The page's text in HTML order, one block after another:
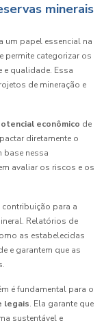
minerais
um papel essencial na
permite categorizar os
qualidade. Essa
de mineração e
econômico de
diretamente o
base nessa
avaliar os riscos e os
para a
Relatórios de
as estabelecidas
e garantem que as
é fundamental para o
legais. Ela garante que
sustentável e